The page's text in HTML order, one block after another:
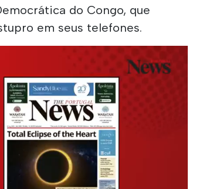
do Congo, que
em seus telefones.